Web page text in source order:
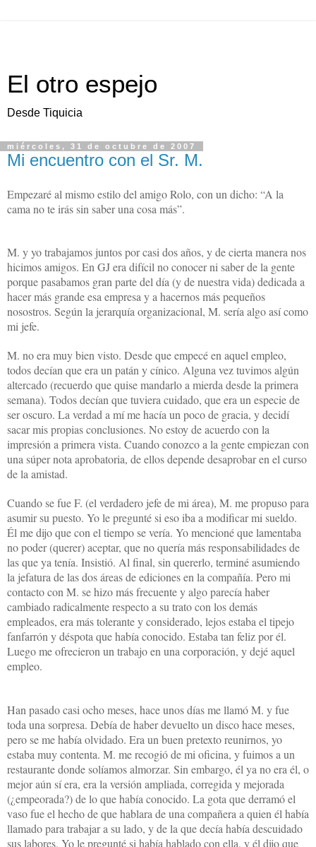
El otro espejo
Desde Tiquicia
miércoles, 31 de octubre de 2007
Mi encuentro con el Sr. M.
Empezaré al mismo estilo del amigo Rolo, con un dicho: “A la
cama no te irás sin saber una cosa más”.
M. y yo trabajamos juntos por casi dos años, y de cierta manera nos
hicimos amigos. En GJ era difícil no conocer ni saber de la gente
porque pasabamos gran parte del día (y de nuestra vida) dedicada a
hacer más grande esa empresa y a hacernos más pequeños
nosostros. Según la jerarquía organizacional, M. sería algo así como
mi jefe.
M. no era muy bien visto. Desde que empecé en aquel empleo,
todos decían que era un patán y cínico. Alguna vez tuvimos algún
altercado (recuerdo que quise mandarlo a mierda desde la primera
semana). Todos decían que tuviera cuidado, que era un especie de
ser oscuro. La verdad a mí me hacía un poco de gracia, y decidí
sacar mis propias conclusiones. No estoy de acuerdo con la
impresión a primera vista. Cuando conozco a la gente empiezan con
una súper nota aprobatoria, de ellos depende desaprobar en el curso
de la amistad.
Cuando se fue F. (el verdadero jefe de mi área), M. me propuso para
asumir su puesto. Yo le pregunté si eso iba a modificar mi sueldo.
Él me dijo que con el tiempo se vería. Yo mencioné que lamentaba
no poder (querer) aceptar, que no quería más responsabilidades de
las que ya tenía. Insistió. Al final, sin quererlo, terminé asumiendo
la jefatura de las dos áreas de ediciones en la compañía. Peromi
contacto con M. se hizo más frecuente y algo parecía haber
cambiado radicalmente respecto a su trato con los demás
empleados, era más tolerante y considerado, lejos estaba el tipejo
fanfarrón y déspota que había conocido. Estaba tan feliz por él.
Luego me ofrecieron un trabajo en una corporación, y dejé aquel
empleo.
Han pasado casi ocho meses, hace unos días me llamó M. y fue
toda una sorpresa. Debía de haber devuelto un disco hace meses,
pero se me había olvidado. Era un buen pretexto reunirnos, yo
estaba muy contenta. M. me recogió de mi oficina, y fuimos a un
restaurante donde solíamos almorzar. Sin embargo, él ya no era él, o
mejor aún sí era, era la versión ampliada, corregida y mejorada
(¿empeorada?) de lo que había conocido. La gota que derramó el
vaso fue el hecho de que hablara de una compañera a quien él había
llamado para trabajar a su lado, y de la que decía había descuidado
sus labores. Yo le pregunté si había hablado con ella, y él dijo que